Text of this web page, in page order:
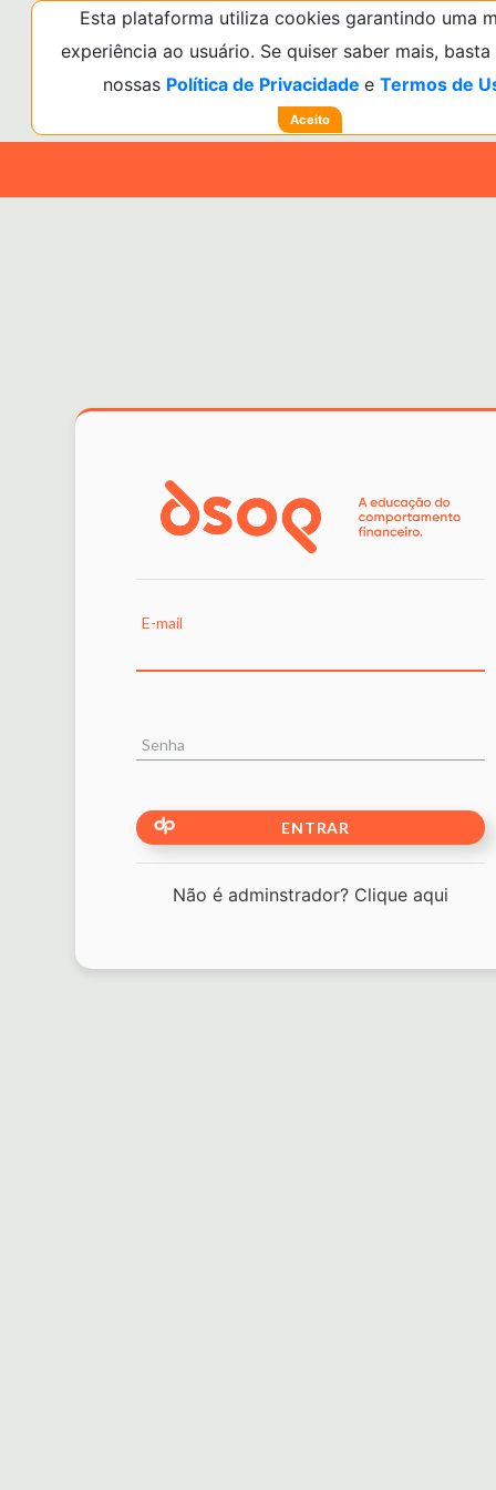
Esta plataforma utiliza cookies garantindo uma
experiência ao usuário. Se quiser saber mais, basta
nossas Política de Privacidade e Termos de
Aceito
E-mail
Senha
ENTRAR
Não é adminstrador? Clique aqui